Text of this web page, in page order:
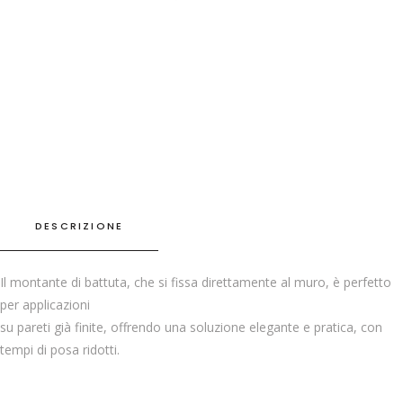
DESCRIZIONE
Il montante di battuta, che si fissa direttamente al muro, è perfetto
per applicazioni
su pareti già finite, offrendo una soluzione elegante e pratica, con
tempi di posa ridotti.